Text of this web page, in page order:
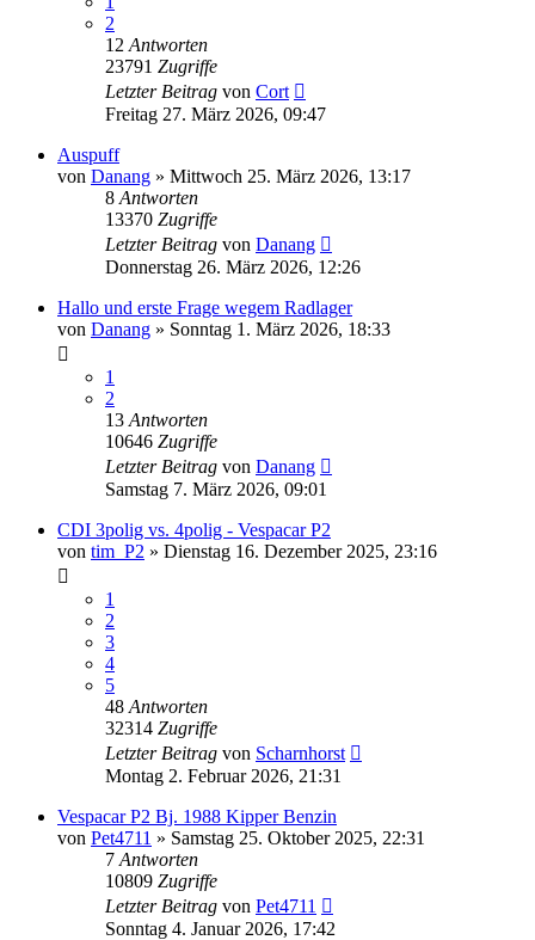
2
12 Antworten
23791 Zugriffe
Letzter Beitrag von Cort
Freitag 27. März 2026, 09:47
Auspuff
von Danang » Mittwoch 25. März 2026, 13:17
8 Antworten
13370 Zugriffe
Letzter Beitrag von Danang
Donnerstag 26. März 2026, 12:26
Hallo und erste Frage wegem Radlager
von Danang » Sonntag 1. März 2026, 18:33
1
2
13 Antworten
10646 Zugriffe
Letzter Beitrag von Danang
Samstag 7. März 2026, 09:01
CDI 3polig vs. 4polig - Vespacar P2
von tim_P2 » Dienstag 16. Dezember 2025, 23:16
1
2
3
4
5
48 Antworten
32314 Zugriffe
Letzter Beitrag von Scharnhorst
Montag 2. Februar 2026, 21:31
Vespacar P2 Bj. 1988 Kipper Benzin
von Pet4711 » Samstag 25. Oktober 2025, 22:31
7 Antworten
10809 Zugriffe
Letzter Beitrag von Pet4711
Sonntag 4. Januar 2026, 17:42